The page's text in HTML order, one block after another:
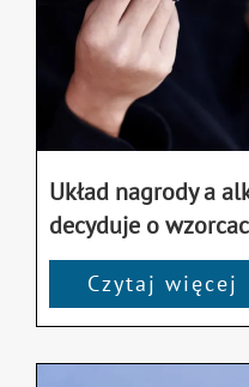
Układ nagrody a
decyduje o
Czytaj więcej